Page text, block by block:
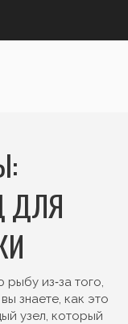
ДЛЯ
рыбу из‑за того,
знаете, как это
узел, который